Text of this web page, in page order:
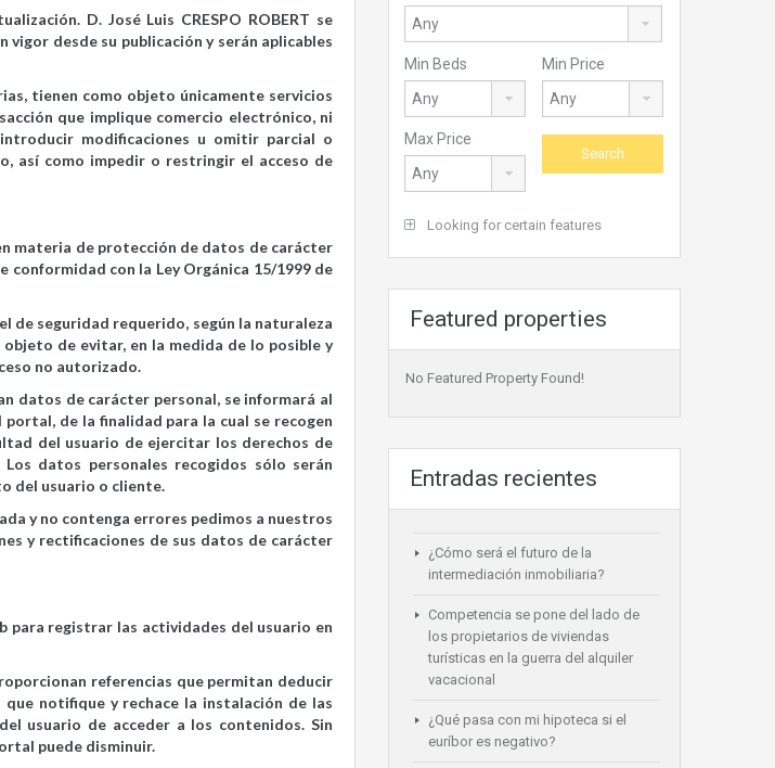
D. José Luis CRESPO ROBERT se
desde su publicación y serán aplicables
tienen como objeto únicamente servicios
que implique comercio electrónico, ni
introducir modificaciones u omitir parcial o
así como impedir o restringir el acceso de
materia de protección de datos de carácter
con la Ley Orgánica 15/1999 de
de seguridad requerido, según la naturaleza
de evitar, en la medida de lo posible y
no autorizado.
datos de carácter personal, se informará al
de la finalidad para la cual se recogen
del usuario de ejercitar los derechos de
datos personales recogidos sólo serán
del usuario o cliente.
y no contenga errores pedimos a nuestros
y rectificaciones de sus datos de carácter
para registrar las actividades del usuario en
referencias que permitan deducir
notifique y rechace la instalación de las
usuario de acceder a los contenidos. Sin
puede disminuir.
Min Beds Min Price
Max Price
Looking for certain features
Featured properties
No Featured Property Found!
Entradas recientes
¿Cómo será el futuro de la
intermediación inmobiliaria?
Competencia se pone del lado de
los propietarios de viviendas
turísticas en la guerra del alquiler
vacacional
¿Qué pasa con mi hipoteca si el
euríbor es negativo?